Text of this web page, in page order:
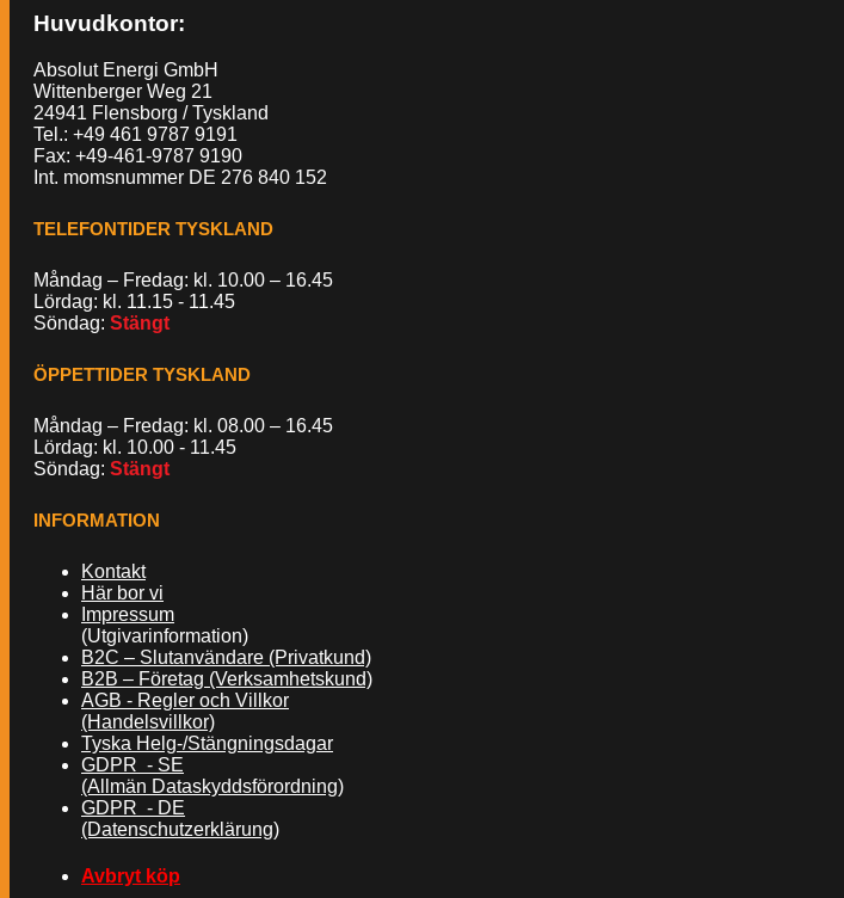
Huvudkontor:
Absolut Energi GmbH
Wittenberger Weg 21
24941 Flensborg / Tyskland
Tel.: +49 461 9787 9191
Fax: +49-461-9787 9190
Int. momsnummer DE 276 840 152
TELEFONTIDER TYSKLAND
Måndag – Fredag: kl. 10.00 – 16.45
Lördag: kl. 11.15 - 11.45
Söndag: Stängt
ÖPPETTIDER TYSKLAND
Måndag – Fredag: kl. 08.00 – 16.45
Lördag: kl. 10.00 - 11.45
Söndag: Stängt
INFORMATION
Kontakt
Här bor vi
Impressum
(Utgivarinformation)
B2C – Slutanvändare (Privatkund)
B2B – Företag (Verksamhetskund)
AGB - Regler och Villkor
(Handelsvillkor)
Tyska Helg-/Stängningsdagar
GDPR - SE
(Allmän Dataskyddsförordning)
GDPR - DE
(Datenschutzerklärung)
Avbryt köp